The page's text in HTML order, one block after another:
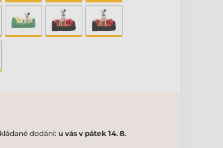
dodání: u vás v pátek 14. 8.